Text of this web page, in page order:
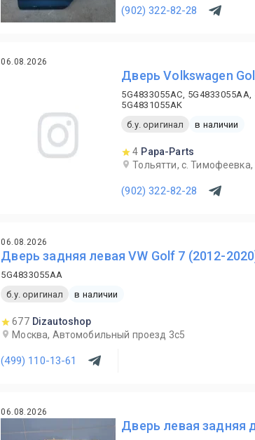
(902) 322-82-28
06.08.2026
Дверь Volkswagen
5G4833055AC,
5G4831055AK
б.у. оригинал
в наличии
4 Papa-Parts
Тольятти, с.
(902) 322-82-28
06.08.2026
Дверь задняя левая VW Golf 7 (2012-
5G4833055AA
б.у. оригинал
в наличии
677 Dizautoshop
Москва, Автомобильный проезд 3с5
(499) 110-13-61
06.08.2026
Дверь левая задняя